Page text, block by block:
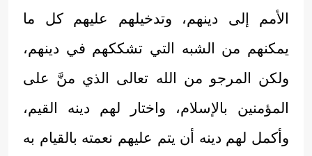
الأمم إلى دينهم، وتدخيلهم عليهم كل ما
يمكنهم من الشبه التي تشككهم في دينهم،
ولكن المرجو من الله تعالى الذي منَّ على
المؤمنين بالإسلام، واختار لهم دينه القيم،
وأكمل لهم دينه أن يتم عليهم نعمته بالقيام به